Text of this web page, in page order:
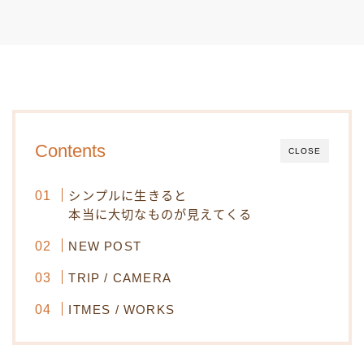
CLOSE
Contents
シンプルに生きると
本当に大切なものが見えてくる
NEW POST
TRIP / CAMERA
ITMES / WORKS